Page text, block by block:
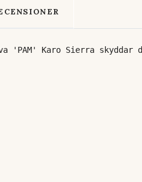
'PAM' Karo Sierra